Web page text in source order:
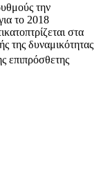
την
το 2018
στα
της δυναμικότητας
επιπρόσθετης